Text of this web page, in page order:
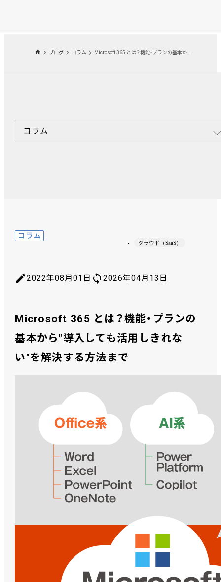
ブログ コラム
コラム
コラム
クラウド（SaaS）
2022年08月01日 2026年04月13日
Microsoft 365 とは？機能・プランの
基本から"導入しても活用しきれな
い"を解決する方法まで